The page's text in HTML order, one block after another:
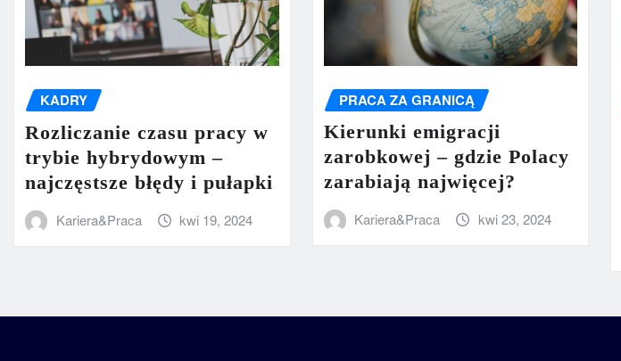
KADRY
Rozliczanie czasu pracy w
trybie hybrydowym –
najczęstsze błędy i pułapki
Kariera&Praca kwi 19, 2024
PRACA ZA GRANICĄ
Kierunki emigracji
zarobkowej – gdzie Polacy
zarabiają najwięcej?
Kariera&Praca kwi 23, 2024